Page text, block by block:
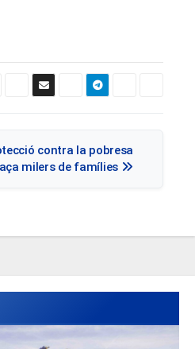
contra la pobresa
milers de famílies